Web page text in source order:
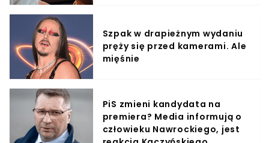
Szpak w drapieżnym wydaniu
pręży się przed kamerami. Ale
mięśnie
PiS zmieni kandydata na
premiera? Media informują o
człowieku Nawrockiego, jest